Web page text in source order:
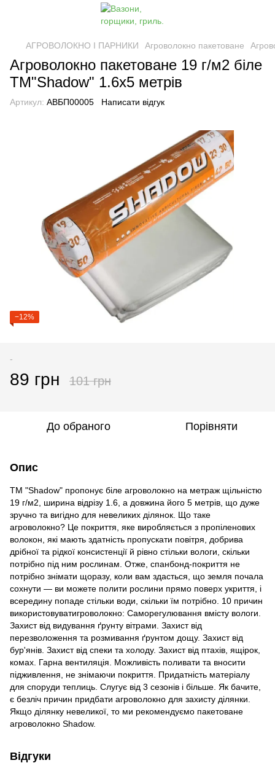
АГРОВОЛОКНО І ПАРНИКИ Агроволокно пакетоване
Агроволокно пакетоване 19 г/м2 біле
ТМ"Shadow" 1.6х5 метрів
Артикул: АВБП00005 Написати відгук
−12%
-
89 грн 101 грн
До обраного Порівняти
Опис
ТМ "Shadow" пропонує біле агроволокно на метраж щільністю
19 г/м2, ширина відрізу 1.6, а довжина його 5 метрів, що дуже
зручно та вигідно для невеликих ділянок. Що таке
агроволокно? Це покриття, яке виробляється з пропіленових
волокон, які мають здатність пропускати повітря, добрива
дрібної та рідкої консистенції й рівно стільки вологи, скільки
потрібно під ним рослинам. Отже, спанбонд-покриття не
потрібно знімати щоразу, коли вам здасться, що земля почала
сохнути — ви можете полити рослини прямо поверх укриття, і
всередину попаде стільки води, скільки їм потрібно. 10 причин
використовуватигроволокно: Саморегулювання вмісту вологи.
Захист від видування ґрунту вітрами. Захист від
перезволоження та розмивання ґрунтом дощу. Захист від
бур'янів. Захист від спеки та холоду. Захист від птахів, ящірок,
комах. Гарна вентиляція. Можливість поливати та вносити
підживлення, не знімаючи покриття. Придатність матеріалу
для споруди теплиць. Слугує від 3 сезонів і більше. Як бачите,
є безліч причин придбати агроволокно для захисту ділянки.
Якщо ділянку невеликої, то ми рекомендуємо пакетоване
агроволокно Shadow.
Відгуки